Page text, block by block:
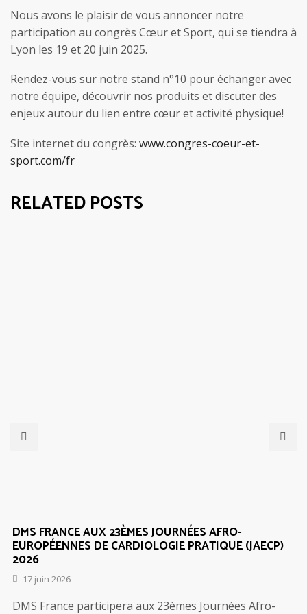
Nous avons le plaisir de vous annoncer notre
participation au congrès Cœur et Sport, qui se tiendra à
Lyon les 19 et 20 juin 2025.
Rendez-vous sur notre stand n°10 pour échanger avec
notre équipe, découvrir nos produits et discuter des
enjeux autour du lien entre cœur et activité physique!
Site internet du congrès: www.congres-coeur-et-
sport.com/fr
RELATED POSTS
DMS FRANCE AUX 23ÈMES JOURNÉES AFRO-
EUROPÉENNES DE CARDIOLOGIE PRATIQUE (JAECP)
2026
17 juin 2026
DMS France participera aux 23èmes Journées Afro-